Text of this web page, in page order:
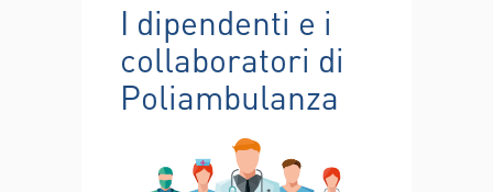
I dipendenti e i
collaboratori di
Poliambulanza